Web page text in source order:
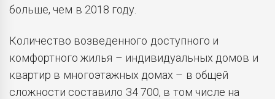
больше, чем в 2018 году.
Количество возведенного доступного и
комфортного жилья – индивидуальных домов и
квартир в многоэтажных домах – в общей
сложности составило 34 700, в том числе на